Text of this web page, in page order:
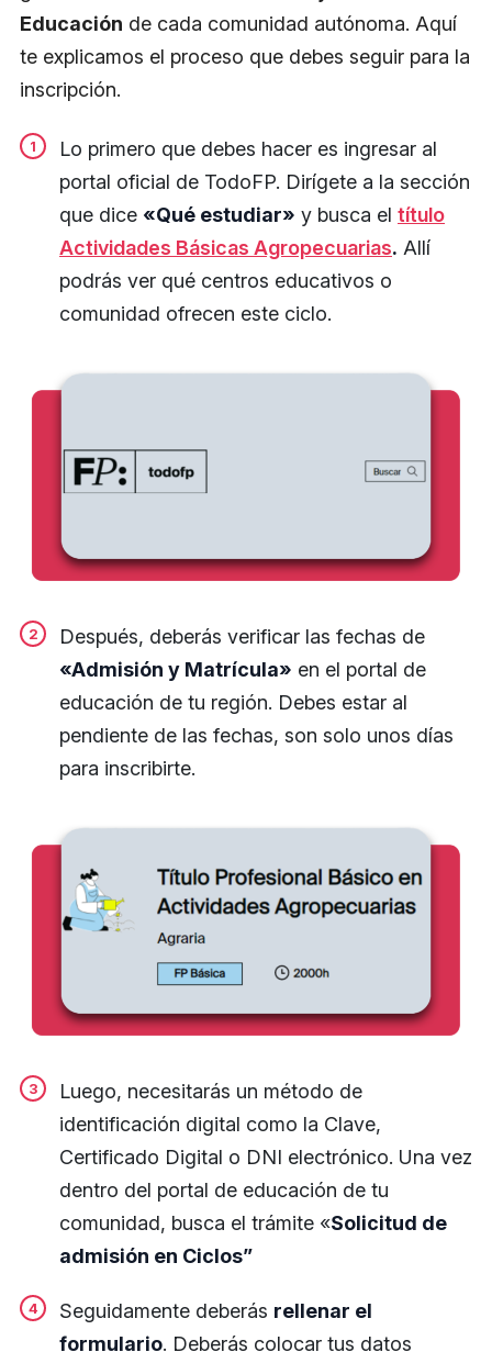
Educación de cada comunidad autónoma. Aquí
te explicamos el proceso que debes seguir para la
inscripción.
Lo primero que debes hacer es ingresar al
portal oficial de TodoFP. Dirígete a la sección
que dice «Qué estudiar» y busca el título
Actividades Básicas Agropecuarias. Allí
podrás ver qué centros educativos o
comunidad ofrecen este ciclo.
Después, deberás verificar las fechas de
«Admisión y Matrícula» en el portal de
educación de tu región. Debes estar al
pendiente de las fechas, son solo unos días
para inscribirte.
​Luego, necesitarás un método de
identificación digital como la Clave,
Certificado Digital o DNI electrónico. Una vez
dentro del portal de educación de tu
comunidad, busca el trámite «Solicitud de
admisión en Ciclos”
Seguidamente deberás rellenar el
formulario. ​Deberás colocar tus datos